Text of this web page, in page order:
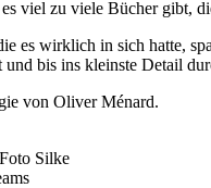
viel zu viele Bücher gibt,
es wirklich in sich hatte,
und bis ins kleinste Detail
von Oliver Ménard.
Silke